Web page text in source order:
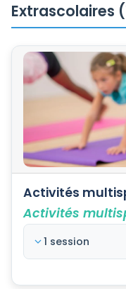
Extrascolaires
Activités
Activités
1 session